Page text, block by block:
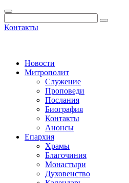
Контакты
Новости
Митрополит
Служение
Проповеди
Послания
Биография
Контакты
Анонсы
Епархия
Храмы
Благочиния
Монастыри
Духовенство